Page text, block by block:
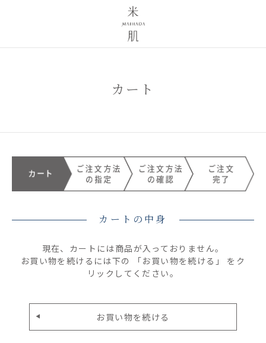
カート
カートの中身
現在、カートには商品が入っておりません。
お買い物を続けるには下の 「お買い物を続ける」 をク
リックしてください。